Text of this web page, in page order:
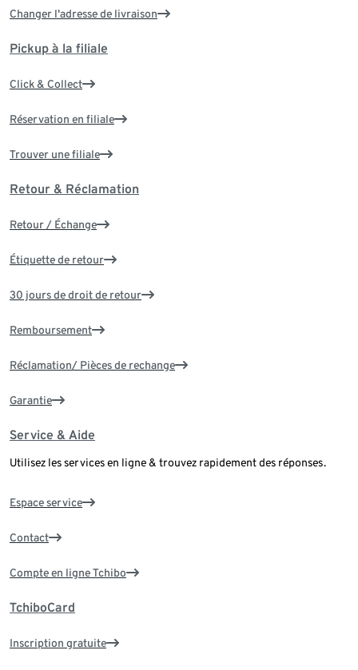
Changer l'adresse de livraison
Pickup à la filiale
Click & Collect
Réservation en filiale
Trouver une filiale
Retour & Réclamation
Retour / Échange
Étiquette de retour
30 jours de droit de retour
Remboursement
Réclamation/ Pièces de rechange
Garantie
Service & Aide
Utilisez les services en ligne & trouvez rapidement des réponses.
Espace service
Contact
Compte en ligne Tchibo
TchiboCard
Inscription gratuite